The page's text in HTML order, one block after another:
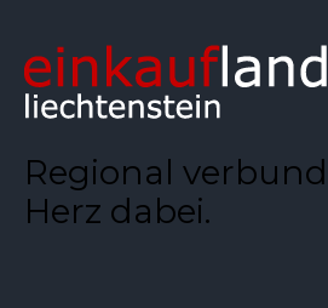
Regional
Herz dabei.